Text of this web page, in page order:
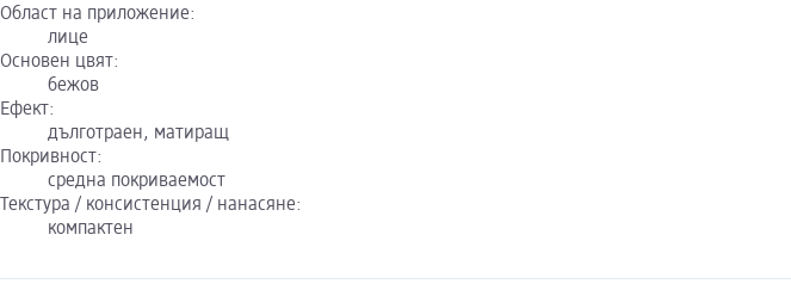
Област на приложение:
лице
Основен цвят:
бежов
Ефект:
дълготраен, матиращ
Покривност:
средна покриваемост
Текстура / консистенция / нанасяне:
компактен